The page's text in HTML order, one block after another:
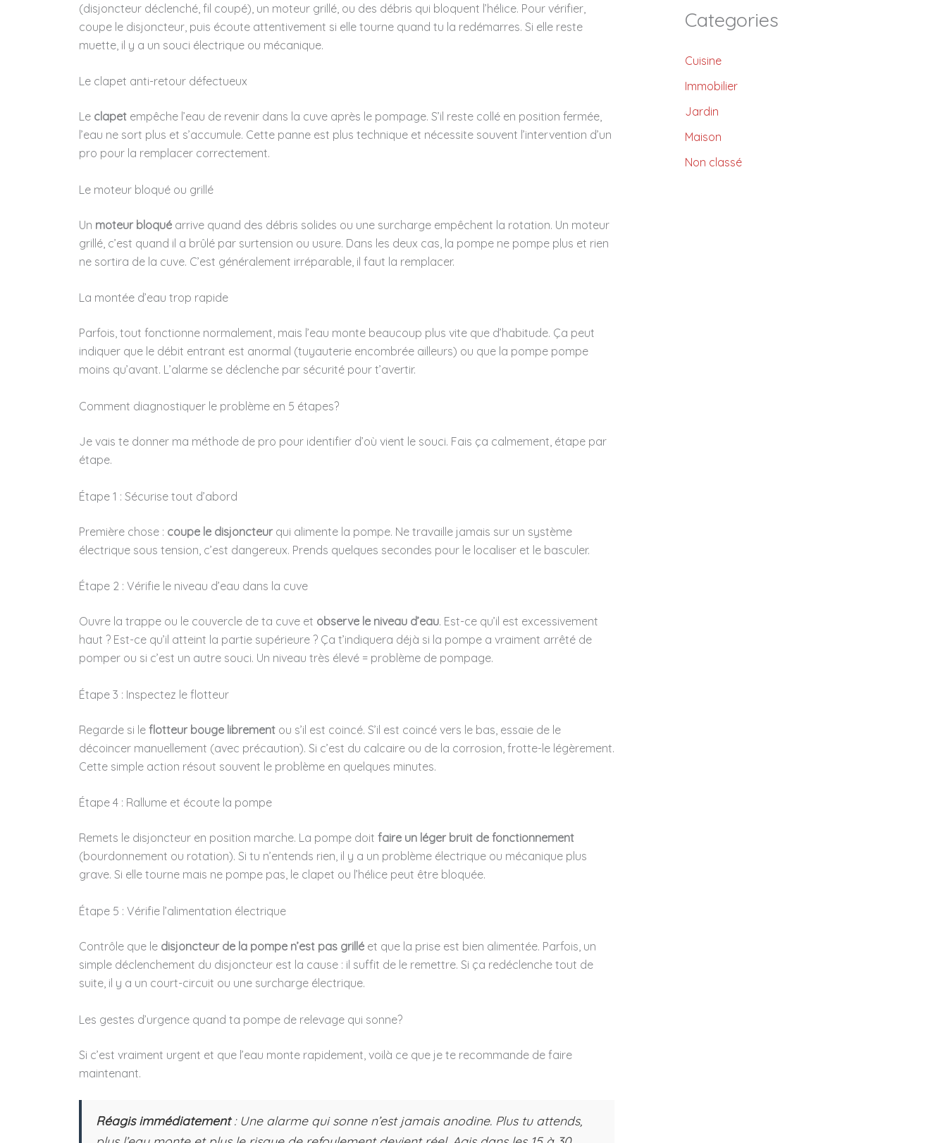
(disjoncteur déclenché, fil coupé), un moteur grillé, ou des débris qui bloquent l’hélice. Pour vérifier,
coupe le disjoncteur, puis écoute attentivement si elle tourne quand tu la redémarres. Si elle reste
muette, il y a un souci électrique ou mécanique.
Le clapet anti-retour défectueux
Le clapet empêche l’eau de revenir dans la cuve après le pompage. S’il reste collé en position fermée,
l’eau ne sort plus et s’accumule. Cette panne est plus technique et nécessite souvent l’intervention d’un
pro pour la remplacer correctement.
Le moteur bloqué ou grillé
Un moteur bloqué arrive quand des débris solides ou une surcharge empêchent la rotation. Un moteur
grillé, c’est quand il a brûlé par surtension ou usure. Dans les deux cas, la pompe ne pompe plus et rien
ne sortira de la cuve. C’est généralement irréparable, il faut la remplacer.
La montée d’eau trop rapide
Parfois, tout fonctionne normalement, mais l’eau monte beaucoup plus vite que d’habitude. Ça peut
indiquer que le débit entrant est anormal (tuyauterie encombrée ailleurs) ou que la pompe pompe
moins qu’avant. L’alarme se déclenche par sécurité pour t’avertir.
Comment diagnostiquer le problème en 5 étapes?
Je vais te donner ma méthode de pro pour identifier d’où vient le souci. Fais ça calmement, étape par
étape.
Étape 1 : Sécurise tout d’abord
Première chose : coupe le disjoncteurqui alimente la pompe. Ne travaille jamais sur un système
électrique sous tension, c’est dangereux. Prends quelques secondes pour le localiser et le basculer.
Étape 2 : Vérifie le niveau d’eau dans la cuve
Ouvre la trappe ou le couvercle de ta cuve et observe le niveau d’eau. Est-ce qu’il est excessivement
haut ? Est-ce qu’il atteint la partie supérieure ? Ça t’indiquera déjà si la pompe a vraiment arrêté de
pomper ou si c’est un autre souci. Un niveau très élevé = problème de pompage.
Étape 3 : Inspectez le flotteur
Regarde si le flotteur bouge librement ou s’il est coincé. S’il est coincé vers le bas, essaie de le
décoincer manuellement (avec précaution). Si c’est du calcaire ou de la corrosion, frotte-le légèrement.
Cette simple action résout souvent le problème en quelques minutes.
Étape 4 : Rallume et écoute la pompe
Remets le disjoncteur en position marche. La pompe doit faire un léger bruit de fonctionnement
(bourdonnement ou rotation). Si tu n’entends rien, il y a un problème électrique ou mécanique plus
grave. Si elle tourne mais ne pompe pas, le clapet ou l’hélice peut être bloquée.
Étape 5 : Vérifie l’alimentation électrique
Contrôle que le disjoncteur de la pompe n’est pas grillé et que la prise est bien alimentée. Parfois, un
simple déclenchement du disjoncteur est la cause : il suffit de le remettre. Si ça redéclenche tout de
suite, il y a un court-circuit ou une surcharge électrique.
Les gestes d’urgence quand ta pompe de relevage qui sonne?
Si c’est vraiment urgent et que l’eau monte rapidement, voilà ce que je te recommande de faire
maintenant.
Réagis immédiatement: Une alarme qui sonne n’est jamais anodine. Plus tu attends,
Categories
Cuisine
Immobilier
Jardin
Maison
Non classé